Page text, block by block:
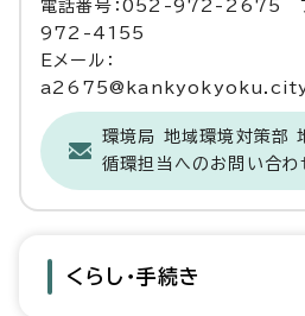
電話番号：052-972-2675 フ
972-4155
Eメール：
環境局 地域環境対策部
循環担当へのお問い合わ
くらし・手続き